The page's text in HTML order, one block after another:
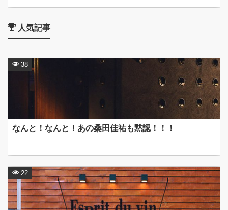
人気記事
なんと！なんと！あの桑田佳祐も黙認！！！
38
22